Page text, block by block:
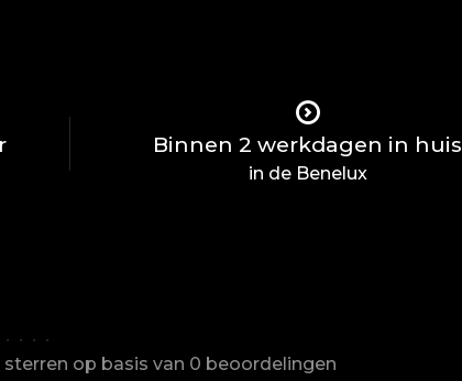
Binnen 2 werkdagen in huis
in de Benelux
• • • •
sterren op basis van 0 beoordelingen